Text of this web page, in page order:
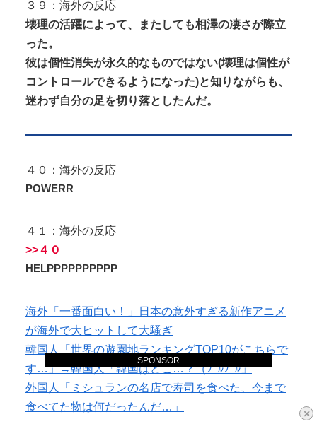
×
３９：海外の反応
壊理の活躍によって、またしても相澤の凄さが際立
った。
彼は個性消失が永久的なものではない(壊理は個性が
コントロールできるようになった)と知りながら も、
迷わず自分の足を切り落としたんだ。
４０：海外の反応
POWERR
４１：海外の反応
>>４０
HELPPPPPPPPPP
海外「一番面白い！」日本の意外すぎる新作アニメ
が海外で大ヒットして大騒ぎ
韓国人「世界の遊園地ランキングTOP10がこちらで
す…」→韓国人「韓国はどこ…？（ﾌﾞﾙﾌﾞﾙ」
外国人「ミシュランの名店で寿司を食べた、今まで
食べてた物は何だったんだ…」
SPONSOR